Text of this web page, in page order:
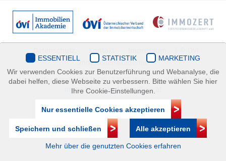
Immobilienakademie
Mariahilfer Straße 116/2.OG/2 1070 Wien | +43(1)505 32 50 |
immobilienakademie@ovi.at
ESSENTIELL STATISTIK
MARKETING
Wir verwenden Cookies zur Benutzerführung und Webanalyse, die
dabei helfen, diese Webseite zu verbessern. Bitte wählen Sie hier
Ihre Cookie-Einstellungen.
Nur essentielle Cookies akzeptieren
Speichern und schließen Alle akzeptieren
Mehr über die genutzten Cookies erfahren